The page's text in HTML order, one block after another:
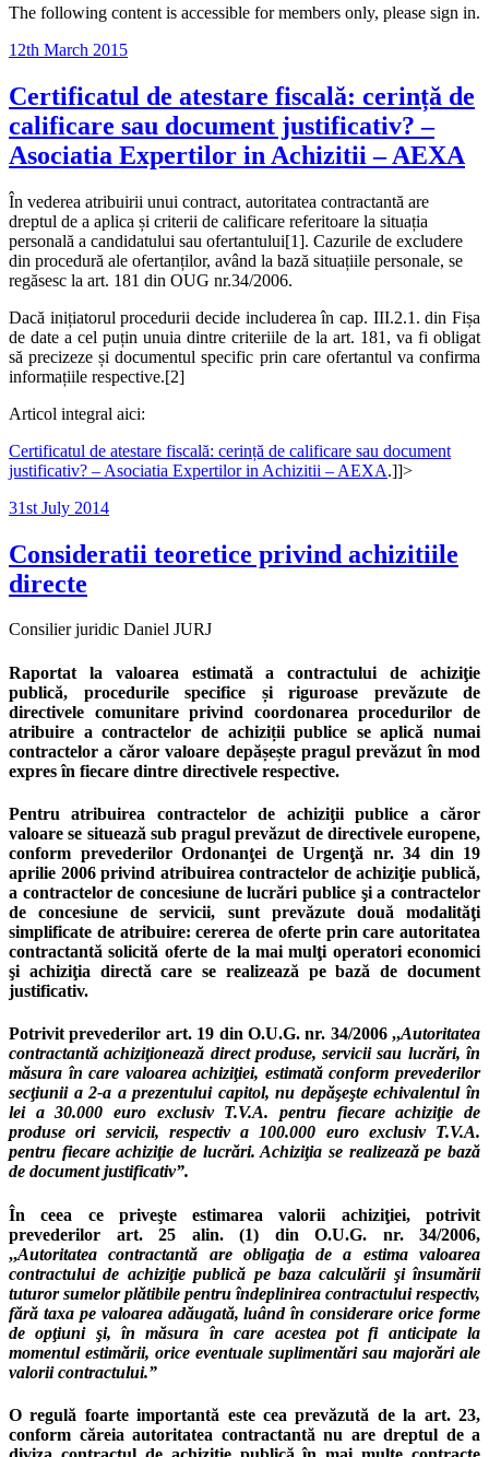
The following content is accessible for members only, please sign in.
Posted
12th March 2015
Certificatul de atestare fiscală: cerință de
calificare sau document justificativ? –
Asociatia Expertilor in Achizitii – AEXA
În vederea atribuirii unui contract, autoritatea contractantă are
dreptul de a aplica și criterii de calificare referitoare la situația
personală a candidatului sau ofertantului[1]. Cazurile de excludere
din procedură ale ofertanților, având la bază situațiile personale, se
regăsesc la art. 181 din OUG nr.34/2006.
Dacă inițiatorul procedurii decide includerea în cap. III.2.1. din Fișa
de date a cel puțin unuia dintre criteriile de la art. 181, va fi obligat
să precizeze și documentul specific prin care ofertantul va confirma
informațiile respective.[2]
Articol integral aici:
Certificatul de atestare fiscală: cerință de calificare sau document
justificativ? – Asociatia Expertilor in Achizitii – AEXA.]]>
Posted
31st July 2014
Consideratii teoretice privind achizitiile
directe
Consilier juridic Daniel JURJ
Raportat la valoarea estimată a contractului de achiziţie
publică, procedurile specifice și riguroase prevăzute de
directivele comunitare privind coordonarea procedurilor de
atribuire a contractelor de achiziții publice se aplică numai
contractelor a căror valoare depășește pragul prevăzut în mod
expres în fiecare dintre directivele respective.
Pentru atribuirea contractelor de achiziţii publice a căror
valoare se situează sub pragul prevăzut de directivele europene,
conform prevederilor Ordonanţei de Urgenţă nr. 34 din 19
aprilie 2006 privind atribuirea contractelor de achiziţie publică,
a contractelor de concesiune de lucrări publice şi a contractelor
de concesiune de servicii, sunt prevăzute două modalităţi
simplificate de atribuire: cererea de oferte prin care autoritatea
contractantă solicită oferte de la mai mulţi operatori economici
şi achiziţia directă care se realizează pe bază de document
justificativ.
Potrivit prevederilor art. 19 din O.U.G. nr. 34/2006 ,,Autoritatea
contractantă achiziţionează direct produse, servicii sau lucrări, în
măsura în care valoarea achiziţiei, estimată conform prevederilor
secţiunii a 2-a a prezentului capitol, nu depăşeşte echivalentul în
lei a 30.000 euro exclusiv T.V.A. pentru fiecare achiziţie de
produse ori servicii, respectiv a 100.000 euro exclusiv T.V.A.
pentru fiecare achiziţie de lucrări. Achiziţia se realizează pe bază
de document justificativ”.
În ceea ce priveşte estimarea valorii achiziţiei, potrivit
prevederilor art. 25 alin. (1) din O.U.G. nr. 34/2006,
,,Autoritatea contractantă are obligaţia de a estima valoarea
contractului de achiziţie publică pe baza calculării şi însumării
tuturor sumelor plătibile pentru îndeplinirea contractului respectiv,
fără taxa pe valoarea adăugată, luând în considerare orice forme
de opţiuni şi, în măsura în care acestea pot fi anticipate la
momentul estimării, orice eventuale suplimentări sau majorări ale
valorii contractului.”
O regulă foarte importantă este cea prevăzută de la art. 23,
conform căreia autoritatea contractantă nu are dreptul de a